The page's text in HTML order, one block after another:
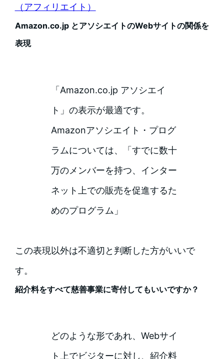
（アフィリエイト）
Amazon.co.jp とアソシエイトのWebサイトの関係を
表現
「Amazon.co.jp アソシエイ
ト」の表示が最適です。
Amazonアソシエイト・プログ
ラムについては、「すでに数十
万のメンバーを持つ、インター
ネット上での販売を促進するた
めのプログラム」
この表現以外は不適切と判断した方がいいで
す。
紹介料をすべて慈善事業に寄付してもいいですか？
どのような形であれ、Webサイ
ト上でビジターに対し、紹介料